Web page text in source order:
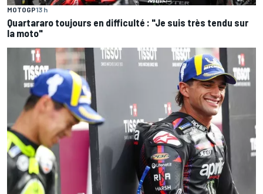
MOTOGP13 h
Quartararo toujours en difficulté : "Je suis très tendu sur
la moto"